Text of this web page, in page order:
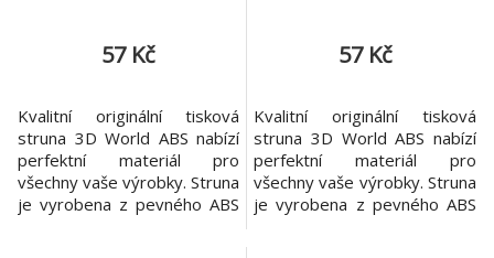
57 Kč
Kvalitní originální tisková
struna 3D World ABS nabízí
perfektní materiál pro
všechny vaše výrobky. Struna
je vyrobena z pevného ABS
57 Kč
Kvalitní originální tisková
struna 3D World ABS nabízí
perfektní materiál pro
všechny vaše výrobky. Struna
je vyrobena z pevného ABS